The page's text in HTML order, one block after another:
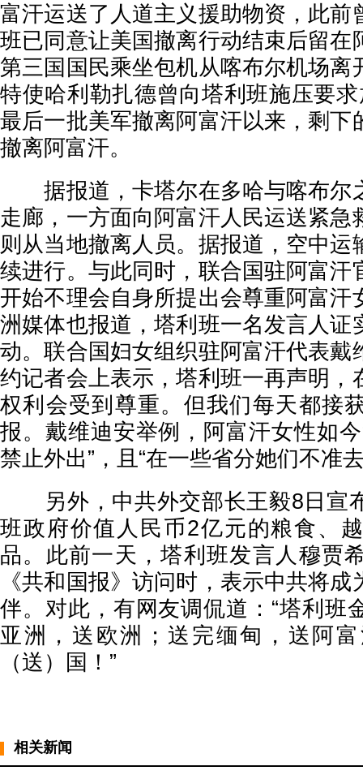
富汗运送了人道主义援助物资，此前
班已同意让美国撤离行动结束后留在
第三国国民乘坐包机从喀布尔机场离
特使哈利勒扎德曾向塔利班施压要
最后一批美军撤离阿富汗以来，剩下
撤离阿富汗。
据报道，卡塔尔在多哈与喀布尔
走廊，一方面向阿富汗人民运送紧急
则从当地撤离人员。据报道，空中运
续进行。与此同时，联合国驻阿富汗
开始不理会自身所提出会尊重阿富汗
洲媒体也报道，塔利班一名发言人证
动。联合国妇女组织驻阿富汗代表戴
约记者会上表示，塔利班一再声明，
权利会受到尊重。但我们每天都接
报。戴维迪安举例，阿富汗女性如
禁止外出”，且“在一些省分她们不准
另外，中共外交部长王毅8日宣
班政府价值人民币2亿元的粮食、
品。此前一天，塔利班发言人穆贾
《共和国报》访问时，表示中共将
伴。对此，有网友调侃道：“塔利班
亚洲，送欧洲；送完缅甸，送阿
（送）国！”
相关新闻